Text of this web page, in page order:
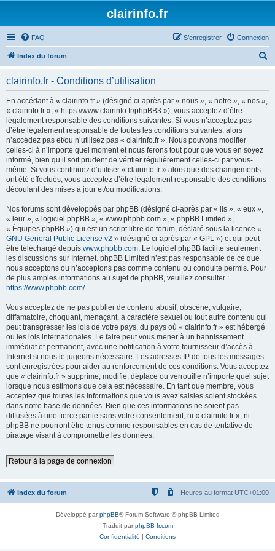
clairinfo.fr
FAQ Connexion
S’enregistrer
Index du forum
clairinfo.fr - Conditions d’utilisation
En accédant à « clairinfo.fr » (désigné ci-après par « nous », « notre », « nos »,
« clairinfo.fr », « https://www.clairinfo.fr/phpBB3 »), vous acceptez d’être
légalement responsable des conditions suivantes. Si vous n’acceptez pas
d’être légalement responsable de toutes les conditions suivantes, alors
n’accédez pas et/ou n’utilisez pas « clairinfo.fr ». Nous pouvons modifier
celles-ci à n’importe quel moment et nous ferons tout pour que vous en soyez
informé, bien qu’il soit prudent de vérifier régulièrement celles-ci par vous-
même. Si vous continuez d’utiliser « clairinfo.fr » alors que des changements
ont été effectués, vous acceptez d’être légalement responsable des conditions
découlant des mises à jour et/ou modifications.
Nos forums sont développés par phpBB (désigné ci-après par « ils », « eux »,
« leur », « logiciel phpBB », « www.phpbb.com », « phpBB Limited »,
« Équipes phpBB ») qui est un script libre de forum, déclaré sous la licence «
GNU General Public License v2 » (désigné ci-après par « GPL ») et qui peut
être téléchargé depuis www.phpbb.com. Le logiciel phpBB facilite seulement
les discussions sur Internet. phpBB Limited n’est pas responsable de ce que
nous acceptons ou n’acceptons pas comme contenu ou conduite permis. Pour
de plus amples informations au sujet de phpBB, veuillez consulter :
https://www.phpbb.com/.
Vous acceptez de ne pas publier de contenu abusif, obscène, vulgaire,
diffamatoire, choquant, menaçant, à caractère sexuel ou tout autre contenu qui
peut transgresser les lois de votre pays, du pays où « clairinfo.fr » est hébergé
ou les lois internationales. Le faire peut vous mener à un bannissement
immédiat et permanent, avec une notification à votre fournisseur d’accès à
Internet si nous le jugeons nécessaire. Les adresses IP de tous les messages
sont enregistrées pour aider au renforcement de ces conditions. Vous acceptez
que « clairinfo.fr » supprime, modifie, déplace ou verrouille n’importe quel sujet
lorsque nous estimons que cela est nécessaire. En tant que membre, vous
acceptez que toutes les informations que vous avez saisies soient stockées
dans notre base de données. Bien que ces informations ne soient pas
diffusées à une tierce partie sans votre consentement, ni « clairinfo.fr », ni
phpBB ne pourront être tenus comme responsables en cas de tentative de
piratage visant à compromettre les données.
Retour à la page de connexion
Index du forum Heures au format UTC+01:00
Développé parphpBB® Forum Software © phpBB Limited
Traduit parphpBB-fr.com
Confidentialité | Conditions